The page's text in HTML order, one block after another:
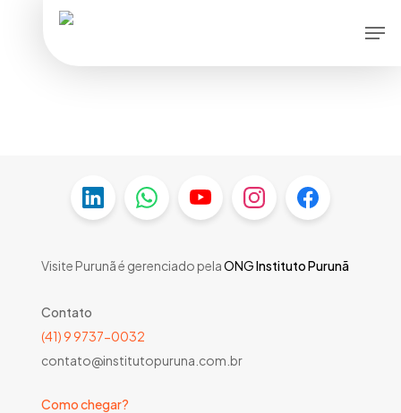
Visite Purunã é gerenciado pelaONGInstituto Purunã
Contato
(41) 9 9737-0032
contato@institutopuruna.com.br
Como chegar?